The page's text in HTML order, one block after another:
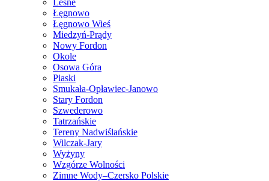
Łęgnowo
Łęgnowo Wieś
Miedzyń-Prądy
Nowy Fordon
Okole
Osowa Góra
Piaski
Smukała-Opławiec-Janowo
Stary Fordon
Szwederowo
Tatrzańskie
Tereny Nadwiślańskie
Wilczak-Jary
Wyżyny
Wzgórze Wolności
Zimne Wody–Czersko Polskie